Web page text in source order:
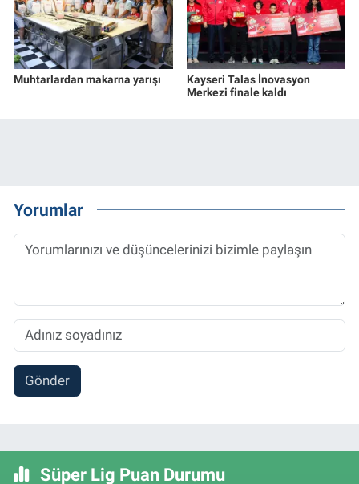
Muhtarlardan makarna yarışı
Kayseri Talas İnovasyon
Merkezi finale kaldı
Yorumlar
Gönder
Süper Lig Puan Durumu